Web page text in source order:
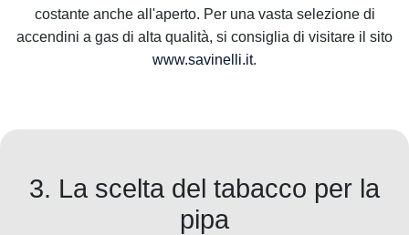
costante anche all'aperto. Per una vasta selezione di
accendini a gas di alta qualità, si consiglia di visitare il sito
www.savinelli.it.
3. La scelta del tabacco per la
pipa